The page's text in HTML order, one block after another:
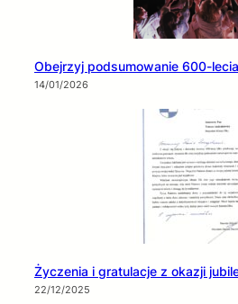
Obejrzyj podsumowanie 600-lecia
14/01/2026
Życzenia i gratulacje z okazji
22/12/2025